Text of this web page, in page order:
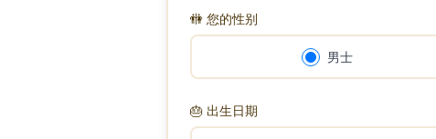
🚻 您的性别
男士
🎂 出生日期